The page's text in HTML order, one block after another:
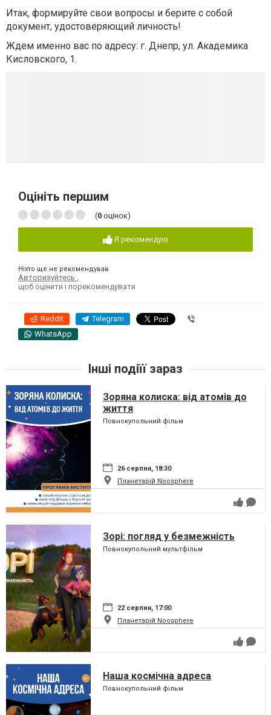
Итак, формируйте свои вопросы и берите с собой
документ, удостоверяющий личность!
Ждем именно вас по адресу: г. Днепр, ул. Академика
Кисловского, 1.
Оцініть першим
(0 оцінок)
Я рекомендую
Ніхто ще не рекомендував
Авторизуйтесь ,
щоб оцінити і порекомендувати
Reddit Telegram
WhatsApp
Інші подіїї зараз
Зоряна колиска: від атомів до
життя
Повнокупольний фільм
26 серпня, 18:30
Планетарій Noosphere
Зорі: погляд у безмежність
Повнокупольний мультфільм
22 серпня, 17:00
Планетарій Noosphere
Наша космічна адреса
Повнокупольний фільм